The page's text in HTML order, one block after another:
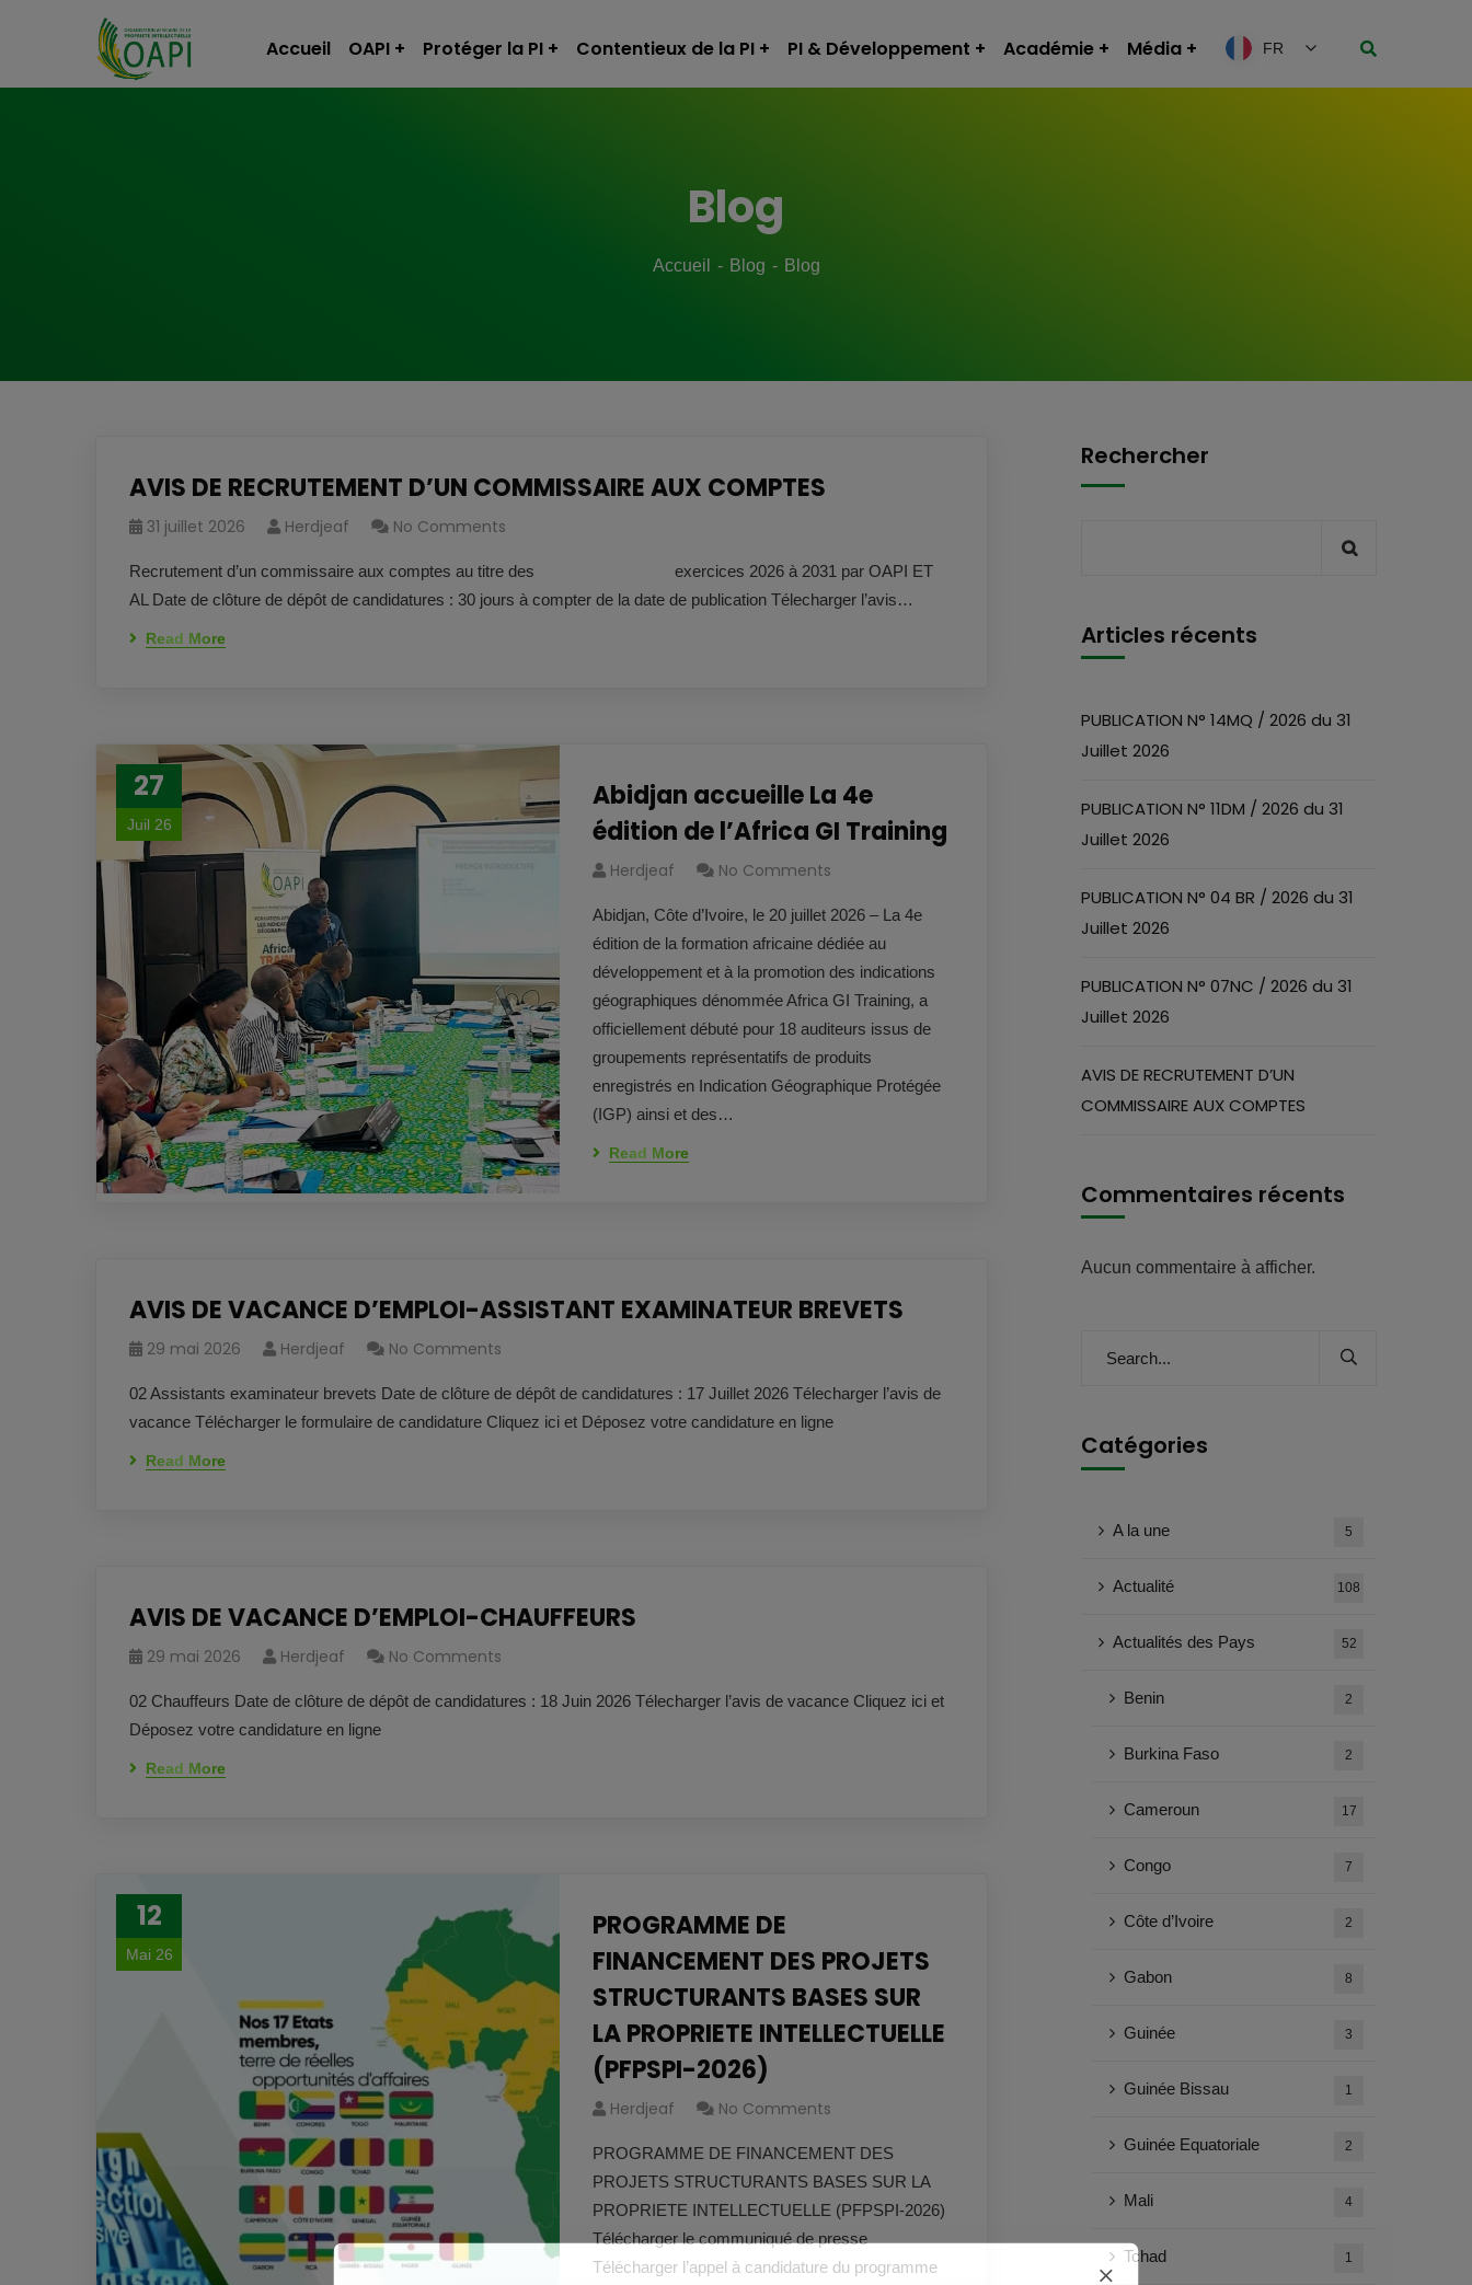
Accueil OAPI Protéger la PI Contentieux de la PI PI & Développement Académie Média FR
Blog
Accueil Blog Blog
AVIS DE RECRUTEMENT D’UN COMMISSAIRE AUX COMPTES
31 juillet 2026 Herdjeaf No Comments
Recrutement d’un commissaire aux comptes au titre des exercices 2026 à 2031 par OAPI ET
AL Date de clôture de dépôt de candidatures : 30 jours à compter de la date de publication Télecharger l’avis…
Read More
27
Juil 26
Abidjan accueille La 4e
édition de l’Africa GI Training
Herdjeaf No Comments
Abidjan, Côte d’Ivoire, le 20 juillet 2026 – La 4e
édition de la formation africaine dédiée au
développement et à la promotion des indications
géographiques dénommée Africa GI Training, a
officiellement débuté pour 18 auditeurs issus de
groupements représentatifs de produits
enregistrés en Indication Géographique Protégée
(IGP) ainsi et des…
Read More
AVIS DE VACANCE D’EMPLOI-ASSISTANT EXAMINATEUR BREVETS
29 mai 2026 Herdjeaf No Comments
02 Assistants examinateur brevets Date de clôture de dépôt de candidatures : 17 Juillet 2026 Télecharger l’avis de
vacance Télécharger le formulaire de candidature Cliquez ici et Déposez votre candidature en ligne
Read More
AVIS DE VACANCE D’EMPLOI-CHAUFFEURS
29 mai 2026 Herdjeaf No Comments
02 Chauffeurs Date de clôture de dépôt de candidatures : 18 Juin 2026 Télecharger l’avis de vacance Cliquez ici et
Déposez votre candidature en ligne
Read More
12
Mai 26
PROGRAMME DE
FINANCEMENT DES PROJETS
STRUCTURANTS BASES SUR
LA PROPRIETE INTELLECTUELLE
(PFPSPI-2026)
Herdjeaf No Comments
PROGRAMME DE FINANCEMENT DES
PROJETS STRUCTURANTS BASES SUR LA
PROPRIETE INTELLECTUELLE (PFPSPI-2026)
Télécharger le communiqué de presse
Télécharger l’appel à candidature du programme
Rechercher
Articles récents
PUBLICATION N° 14MQ / 2026 du 31
Juillet 2026
PUBLICATION N° 11DM / 2026 du 31
Juillet 2026
PUBLICATION N° 04 BR / 2026 du 31
Juillet 2026
PUBLICATION N° 07NC / 2026 du 31
Juillet 2026
AVIS DE RECRUTEMENT D’UN
COMMISSAIRE AUX COMPTES
Commentaires récents
Aucun commentaire à afficher.
Catégories
A la une 5
Actualité 108
Actualités des Pays 52
Benin 2
Burkina Faso 2
Cameroun 17
Congo 7
Côte d’Ivoire 2
Gabon 8
Guinée 3
Guinée Bissau 1
Guinée Equatoriale 2
Mali 4
Tchad 1